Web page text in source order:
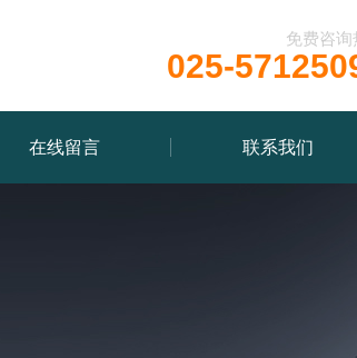
免费咨询
025-
在线留言 联系我们